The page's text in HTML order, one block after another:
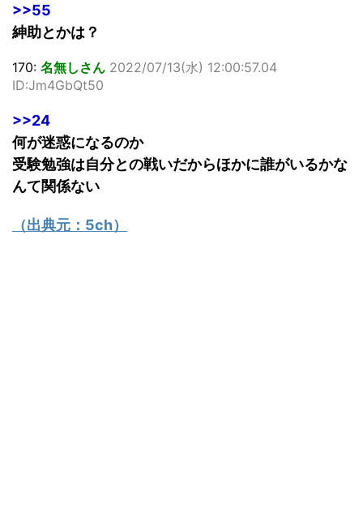
>>55
紳助とかは？
170: 名無しさん 2022/07/13(水) 12:00:57.04
ID:Jm4GbQt50
>>24
何が迷惑になるのか
受験勉強は自分との戦いだからほかに誰がいるかな
んて関係ない
（出典元： 5ch）